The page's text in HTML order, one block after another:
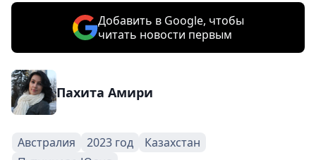
Добавить в Google, чтобы
читать новости первым
Пахита Амири
Австралия 2023 год
Казахстан